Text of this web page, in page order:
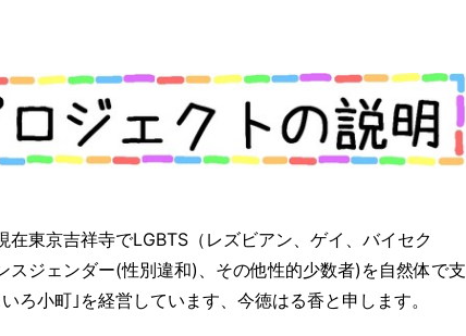
在東京吉祥寺でLGBTS（レズビアン、ゲイ、バイセク
スジェンダー(性別違和)、その他性的少数者)を自然体で支
ろ小町｣を経営しています、今徳はる香と申します。